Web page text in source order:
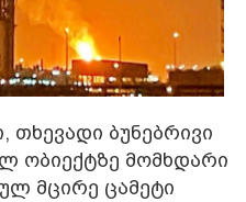
თხევადი ბუნებრივი
ობიექტზე მომხდარი
მცირე ცამეტი